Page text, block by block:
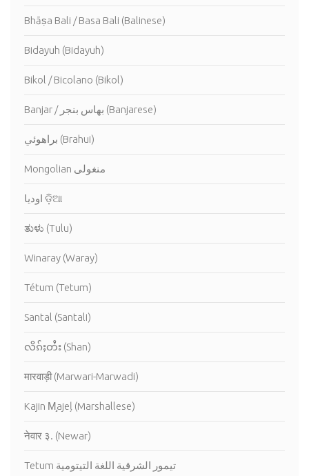
Bhāṣa Bali / Basa Bali (Balinese)
Bidayuh (Bidayuh)
Bikol / Bicolano (Bikol)
Banjar / بهاس بنجر (Banjarese)
براهوئي (Brahui)
Mongolian منغولى
اوديا ଡ଼ିଆ
ತುಳು (Tulu)
Winaray (Waray)
Tétum (Tetum)
Santal (Santali)
လိၵ်ႈတႆး (Shan)
मारवाड़ी (Marwari-Marwadi)
Kajin M̧ajeļ (Marshallese)
नेवार ३. (Newar)
Tetum تيمور الشرقية اللغة التيتومية